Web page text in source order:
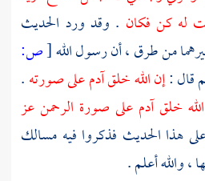
له كن فكان . وقد ورد الحديث
من طرق ، أن رسول الله[ص:
قال :إن الله خلقآدمعلى صورته.
خلقآدم على صورة الرحمن عز
هذا الحديث فذكروا فيه مسالك
والله أعلم .